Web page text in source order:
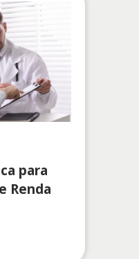
para
Renda